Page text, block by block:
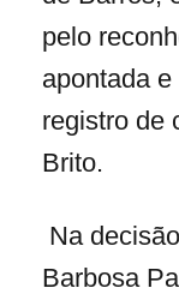
pelo
apontada
registro de
Brito.
Na
Barbosa